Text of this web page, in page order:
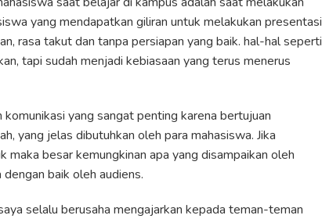
yang mendapatkan giliran untuk melakukan presentasi
rasa takut dan tanpa persiapan yang baik. hal-hal seperti
tapi sudah menjadi kebiasaan yang terus menerus
yang sangat penting karena bertujuan
yang jelas dibutuhkan oleh para mahasiswa. Jika
maka besar kemungkinan apa yang disampaikan oleh
baik oleh audiens.
selalu berusaha mengajarkan kepada teman-teman